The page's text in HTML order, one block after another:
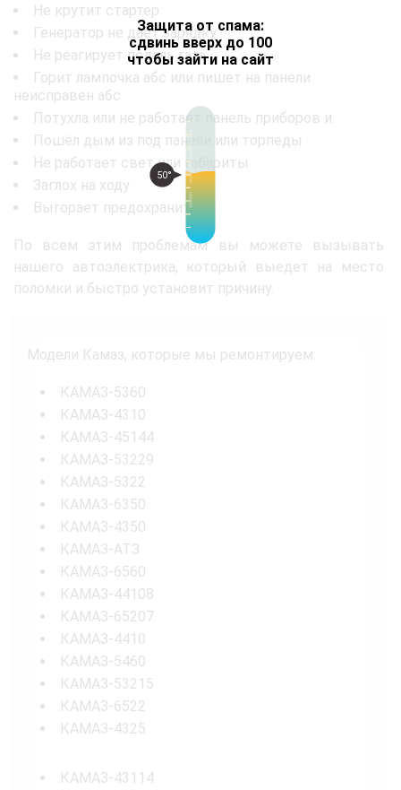
Защита от спама:
сдвинь вверх до 100
чтобы зайти на сайт
50°
Не крутит стартер
Генератор не даёт зарядку
Не реагирует педаль газа
Горит лампочка абс или пишет на панели
неисправен абс
Потухла или не работает панель приборов и
Пошёл дым из под панели или торпеды
Не работает свет или габариты
Заглох на ходу
Выгорает предохранитель
По всем этим проблемам вы можете вызывать
нашего автоэлектрика, который выедет на место
поломки и быстро установит причину.
Модели Камаз, которые мы ремонтируем:
КАМАЗ-5360
КАМАЗ-4310
КАМАЗ-45144
КАМАЗ-53229
КАМАЗ-5322
КАМАЗ-6350
КАМАЗ-4350
КАМАЗ-АТЗ
КАМАЗ-6560
КАМАЗ-44108
КАМАЗ-65207
КАМАЗ-4410
КАМАЗ-5460
КАМАЗ-53215
КАМАЗ-6522
КАМАЗ-4325
КАМАЗ-43114